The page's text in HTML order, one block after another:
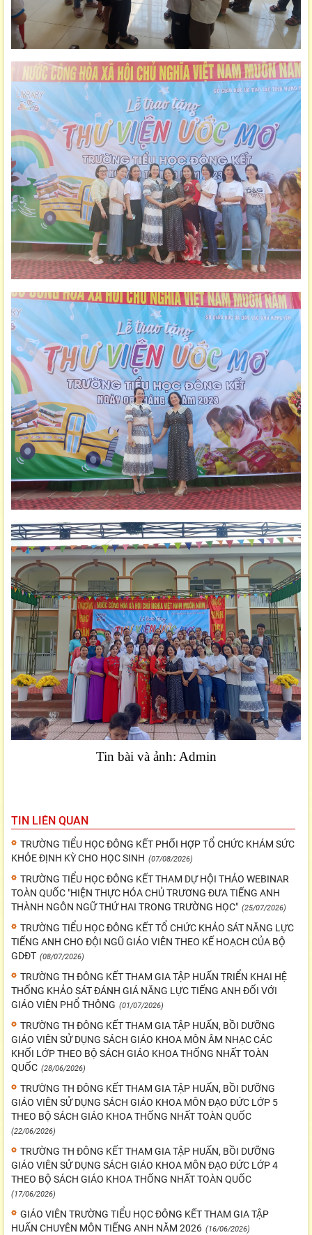
Tin bài và ảnh: Admin
TIN LIÊN QUAN
TRƯỜNG TIỂU HỌC ĐÔNG KẾT PHỐI HỢP TỔ CHỨC KHÁM SỨC
KHỎE ĐỊNH KỲ CHO HỌC SINH (07/08/2026)
TRƯỜNG TIỂU HỌC ĐÔNG KẾT THAM DỰ HỘI THẢO WEBINAR
TOÀN QUỐC "HIỆN THỰC HÓA CHỦ TRƯƠNG ĐƯA TIẾNG ANH
THÀNH NGÔN NGỮ THỨ HAI TRONG TRƯỜNG HỌC" (25/07/2026)
TRƯỜNG TIỂU HỌC ĐÔNG KẾT TỔ CHỨC KHẢO SÁT NĂNG LỰC
TIẾNG ANH CHO ĐỘI NGŨ GIÁO VIÊN THEO KẾ HOẠCH CỦA BỘ
GDĐT (08/07/2026)
TRƯỜNG TH ĐÔNG KẾT THAM GIA TẬP HUẤN TRIỂN KHAI HỆ
THỐNG KHẢO SÁT ĐÁNH GIÁ NĂNG LỰC TIẾNG ANH ĐỐI VỚI
GIÁO VIÊN PHỔ THÔNG (01/07/2026)
TRƯỜNG TH ĐÔNG KẾT THAM GIA TẬP HUẤN, BỒI DƯỠNG
GIÁO VIÊN SỬ DỤNG SÁCH GIÁO KHOA MÔN ÂM NHẠC CÁC
KHỐI LỚP THEO BỘ SÁCH GIÁO KHOA THỐNG NHẤT TOÀN
QUỐC (28/06/2026)
TRƯỜNG TH ĐÔNG KẾT THAM GIA TẬP HUẤN, BỒI DƯỠNG
GIÁO VIÊN SỬ DỤNG SÁCH GIÁO KHOA MÔN ĐẠO ĐỨC LỚP 5
THEO BỘ SÁCH GIÁO KHOA THỐNG NHẤT TOÀN QUỐC
(22/06/2026)
TRƯỜNG TH ĐÔNG KẾT THAM GIA TẬP HUẤN, BỒI DƯỠNG
GIÁO VIÊN SỬ DỤNG SÁCH GIÁO KHOA MÔN ĐẠO ĐỨC LỚP 4
THEO BỘ SÁCH GIÁO KHOA THỐNG NHẤT TOÀN QUỐC
(17/06/2026)
GIÁO VIÊN TRƯỜNG TIỂU HỌC ĐÔNG KẾT THAM GIA TẬP
HUẤN CHUYÊN MÔN TIẾNG ANH NĂM 2026 (16/06/2026)